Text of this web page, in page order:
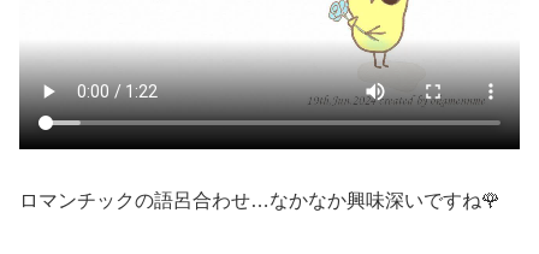
ロマンチックの語呂合わせ…なかなか興味深いですね🌹